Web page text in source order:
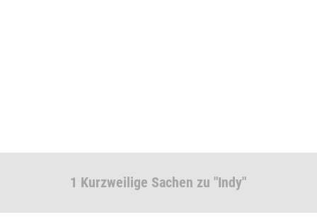
1 Kurzweilige Sachen zu "Indy"